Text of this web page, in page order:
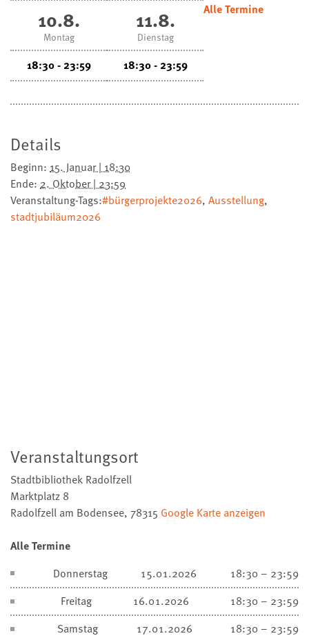
10.8.
Montag
18:30 - 23:59
11.8.
Dienstag
18:30 - 23:59
Alle Termine
Details
Beginn: 15. Januar | 18:30
Ende: 2. Oktober | 23:59
Veranstaltung-Tags:#bürgerprojekte2026, Ausstellung,
stadtjubiläum2026
Veranstaltungsort
Stadtbibliothek Radolfzell
Marktplatz 8
Radolfzell am Bodensee, 78315 Google Karte anzeigen
Alle Termine
Donnerstag
15.01.2026
18:30 – 23:59
Freitag
16.01.2026
18:30 – 23:59
Samstag
17.01.2026
18:30 – 23:59